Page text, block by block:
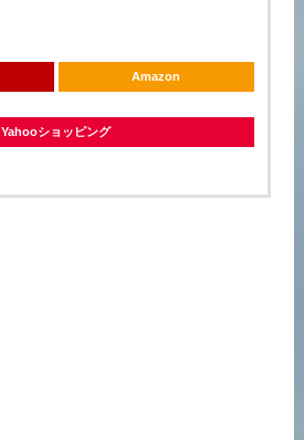
Amazon
Yahooショッピング